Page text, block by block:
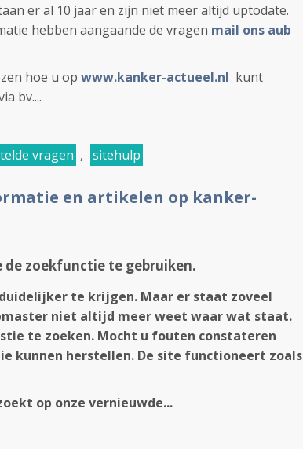
er al 10 jaar en zijn niet meer altijd uptodate.
hebben aangaande de vragen mail ons aub
hoe u op www.kanker-actueel.nl kunt
bv....
vragen , sitehulp
en artikelen op kanker-
de zoekfunctie te gebruiken.
te krijgen. Maar er staat zoveel
niet altijd meer weet waar wat staat.
te zoeken. Mocht u fouten constateren
kunnen herstellen. De site functioneert zoals
op onze vernieuwde...